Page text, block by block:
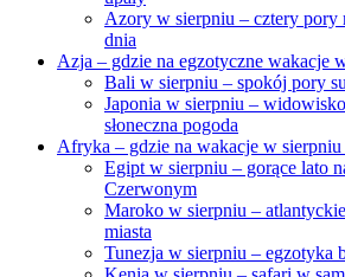
Azory w sierpniu – cztery pory
dnia
Azja – gdzie na egzotyczne wakacje
Bali w sierpniu – spokój pory
Japonia w sierpniu –
słoneczna pogoda
Afryka – gdzie na wakacje w
Egipt w sierpniu – gorące lato
Czerwonym
Maroko w sierpniu –
miasta
Tunezja w sierpniu – egzotyka